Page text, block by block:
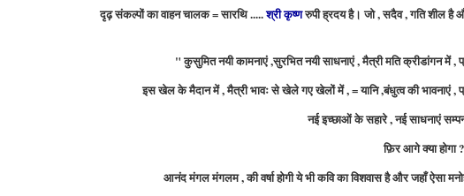
दृढ़ संकल्पों का वाहन चालक = सारथि .....श्री कृष्णरुपी ह्रदयहै।जो , सदैव , गति शील है
" कुसुमित नयी कामनाएं ,सुरभित नयी साधनाएं , मैत्री मति क्रीडांगन में
इस खेल के मैदान में , मैत्री भावः से खेले गए खेलों में , = यानि ,बंधुत्व की भावनाएं ,
नई इच्छाओं के सहारे , नई साधनाएं
फ़िरआगे क्या होगा ?
आनंद मंगल मंगलम , की वर्षा होगी ये भी कवि का विशवास है और जहाँ ऐसा